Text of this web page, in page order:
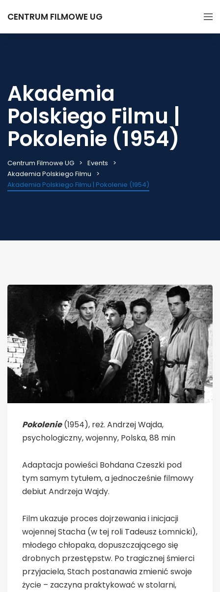
CENTRUM FILMOWE UG
Akademia
Polskiego Filmu |
Pokolenie (1954)
Centrum Filmowe UG
Events
Akademia Polskiego Filmu
Akademia Polskiego Filmu | Pokolenie (1954)
Pokolenie(1954), reż. Andrzej Wajda,
psychologiczny, wojenny, Polska, 88 min
Adaptacja powieści Bohdana Czeszki pod
tym samym tytułem, a jednocześnie filmowy
debiut Andrzeja Wajdy.
Film ukazuje proces dojrzewania i inicjacji
wojennej Stacha (w tej roli Tadeusz Łomnicki),
młodego chłopaka, dopuszczającego się
drobnych przestępstw. Po tragicznej śmierci
przyjaciela, Stach postanawia zmienić swoje
życie – zaczyna praktykować w stolarni,